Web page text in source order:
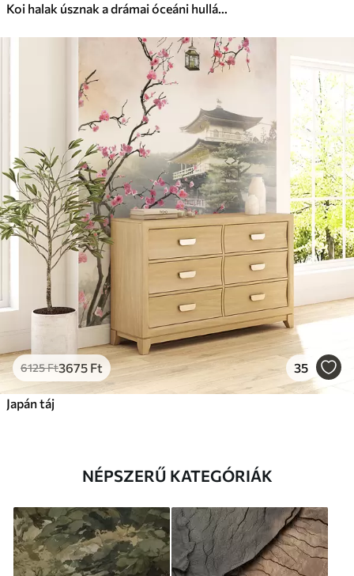
Koi halak úsznak a drámai óceáni hullámok között
6125Ft3675 Ft 35
Japán táj
NÉPSZERŰ KATEGÓRIÁK